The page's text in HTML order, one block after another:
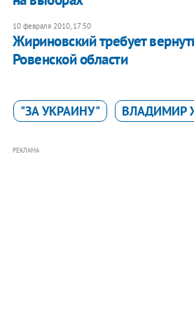
10 февраля 2010, 17:50
Жириновский требует
Ровенской области
"ЗА УКРАИНУ" ВЛАДИМИР
РЕКЛАМА